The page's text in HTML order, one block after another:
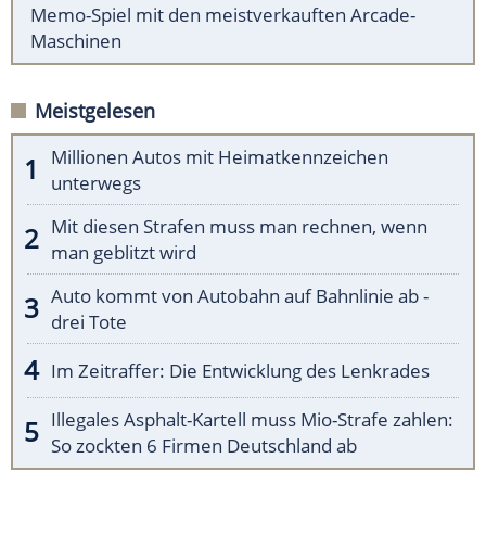
Memo-Spiel mit den meistverkauften Arcade-
Maschinen
Meistgelesen
Millionen Autos mit Heimatkennzeichen
unterwegs
Mit diesen Strafen muss man rechnen, wenn
man geblitzt wird
Auto kommt von Autobahn auf Bahnlinie ab -
drei Tote
Im Zeitraffer: Die Entwicklung des Lenkrades
Illegales Asphalt-Kartell muss Mio-Strafe zahlen:
So zockten 6 Firmen Deutschland ab